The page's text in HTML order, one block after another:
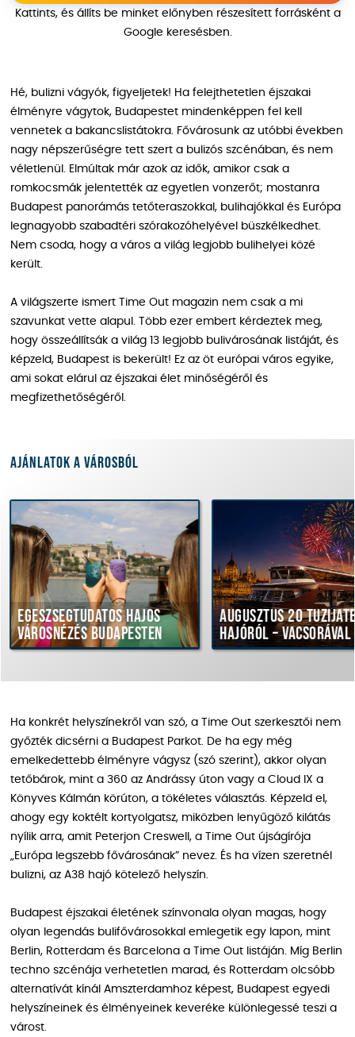
Kattints, és állíts be minket előnyben részesített forrásként a
Google keresésben.
Hé, bulizni vágyók, figyeljetek! Ha felejthetetlen éjszakai
élményre vágytok, Budapestet mindenképpen fel kell
vennetek a bakancslistátokra. Fővárosunk az utóbbi években
nagy népszerűségre tett szert a bulizós szcénában, és nem
véletlenül. Elmúltak már azok az idők, amikor csak a
romkocsmák jelentették az egyetlen vonzerőt; mostanra
Budapest panorámás tetőteraszokkal, bulihajókkal és Európa
legnagyobb szabadtéri szórakozóhelyével büszkélkedhet.
Nem csoda, hogy a város a világ legjobb bulihelyei közé
került.
A világszerte ismert Time Out magazin nem csak a mi
szavunkat vette alapul. Több ezer embert kérdeztek meg,
hogy összeállítsák a világ 13 legjobb bulivárosának listáját, és
képzeld, Budapest is bekerült! Ez az öt európai város egyike,
ami sokat elárul az éjszakai élet minőségéről és
megfizethetőségéről.
Ajánlatok a városból
hajós
Budapesten
Augusztus 20 tűzijáték
hajóról – vacsorával
Ha konkrét helyszínekről van szó, a Time Out szerkesztői nem
győzték dicsérni a Budapest Parkot. De ha egy még
emelkedettebb élményre vágysz (szó szerint), akkor olyan
tetőbárok, mint a 360 az Andrássy úton vagy a Cloud IX a
Könyves Kálmán körúton, a tökéletes választás. Képzeld el,
ahogy egy koktélt kortyolgatsz, miközben lenyűgöző kilátás
nyílik arra, amit Peterjon Creswell, a Time Out újságírója
„Európa legszebb fővárosának” nevez. És ha vízen szeretnél
bulizni, az A38 hajó kötelező helyszín.
Budapest éjszakai életének színvonala olyan magas, hogy
olyan legendás bulifővárosokkal emlegetik egy lapon, mint
Berlin, Rotterdam és Barcelona a Time Out listáján. Míg Berlin
techno szcénája verhetetlen marad, és Rotterdam olcsóbb
alternatívát kínál Amszterdamhoz képest, Budapest egyedi
helyszíneinek és élményeinek keveréke különlegessé teszi a
várost.